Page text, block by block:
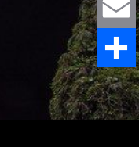
Email